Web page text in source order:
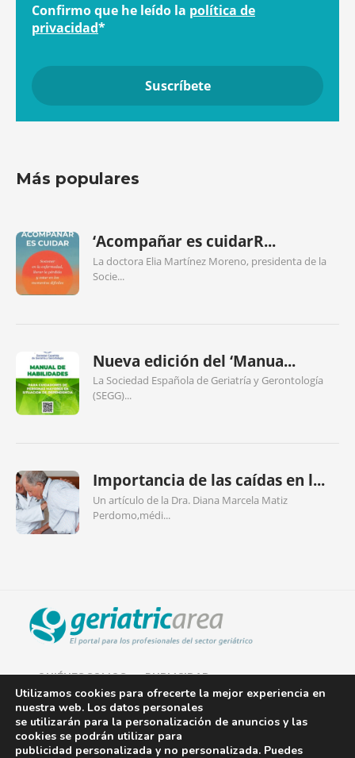
Confirmo que he leído la política de
privacidad*
Más populares
‘Acompañar es cuidarR...
La doctora Elia Martínez Moreno, presidenta de la
Socie...
Nueva edición del ‘Manua...
La Sociedad Española de Geriatría y Gerontología
(SEGG)...
Importancia de las caídas en l...
Un artículo de la Dra. Diana Marcela Matiz
Perdomo,médi...
QUIÉNES SOMOS PUBLICIDAD
AVISO LEGAL
POLÍTICA DE COOKIES
Utilizamos cookies para ofrecerte la mejor experiencia en
nuestra web. Los datos personales
se utilizarán para la personalización de anuncios y las
cookies se podrán utilizar para
publicidad personalizada y no personalizada. Puedes